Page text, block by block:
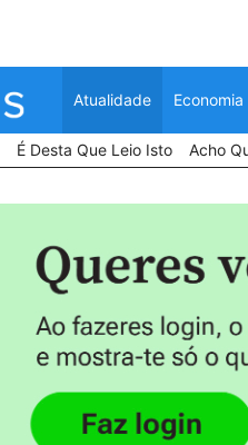
Atualidade Economia
É Desta Que Leio Isto Acho